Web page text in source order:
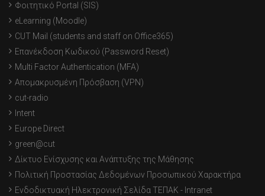
Φοιτητικό Portal (SIS)
eLearning (Moodle)
CUT Mail (students and staff on Office365)
Επανέκδοση Κωδικού (Password Reset)
Multi Factor Authentication (MFA)
Απομακρυσμένη Πρόσβαση (VPN)
cut-radio
Intent
Europe Direct
green@cut
Δίκτυο Ενίσχυσης και Ανάπτυξης της Μάθησης
Πολιτική Προστασίας Δεδομένων Προσωπικού Χαρακτήρα
Ενδοδικτυακή Ηλεκτρονική Σελίδα ΤΕΠΑΚ - Intranet